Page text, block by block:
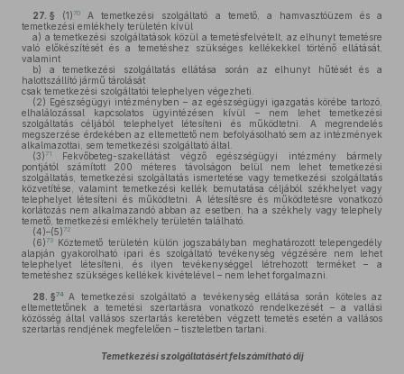
27. § (1)70
A temetkezési szolgáltató a temető, a hamvasztóüzem és a
temetkezési emlékhely területén kívül
a) a temetkezési szolgáltatások közül a temetésfelvételt, az elhunyt temetésre
való előkészítését és a temetéshez szükséges kellékekkel történő ellátását,
valamint
b) a temetkezési szolgáltatás ellátása során az elhunyt hűtését és a
halottszállító jármű tárolását
csak temetkezési szolgáltatói telephelyen végezheti.
(2) Egészségügyi intézményben – az egészségügyi igazgatás körébe tartozó,
elhalálozással kapcsolatos ügyintézésen kívül – nem lehet temetkezési
szolgáltatás céljából telephelyet létesíteni és működtetni. A megrendelés
megszerzése érdekében az eltemettető nem befolyásolható sem az intézmények
alkalmazottai, sem temetkezési szolgáltató által.
(3)71
Fekvőbeteg-szakellátást végző egészségügyi intézmény bármely
pontjától számított 200 méteres távolságon belül nem lehet temetkezési
szolgáltatás, temetkezési szolgáltatás ismertetése vagy temetkezési szolgáltatás
közvetítése, valamint temetkezési kellék bemutatása céljából székhelyet vagy
telephelyet létesíteni és működtetni. A létesítésre és működtetésre vonatkozó
korlátozás nem alkalmazandó abban az esetben, ha a székhely vagy telephely
temető, temetkezési emlékhely területén található.
(4)–(5)72
(6)73
Köztemető területén külön jogszabályban meghatározott telepengedély
alapján gyakorolható ipari és szolgáltató tevékenység végzésére nem lehet
telephelyet létesíteni, és ilyen tevékenységgel létrehozott terméket – a
temetéshez szükséges kellékek kivételével – nem lehet forgalmazni.
28. §74 A temetkezési szolgáltató a tevékenység ellátása során köteles az
eltemettetőnek a temetési szertartásra vonatkozó rendelkezését – a vallási
közösség által vallásos szertartás keretében végzett temetés esetén a vallásos
szertartás rendjének megfelelően – tiszteletben tartani.
Temetkezési szolgáltatásért felszámítható díj